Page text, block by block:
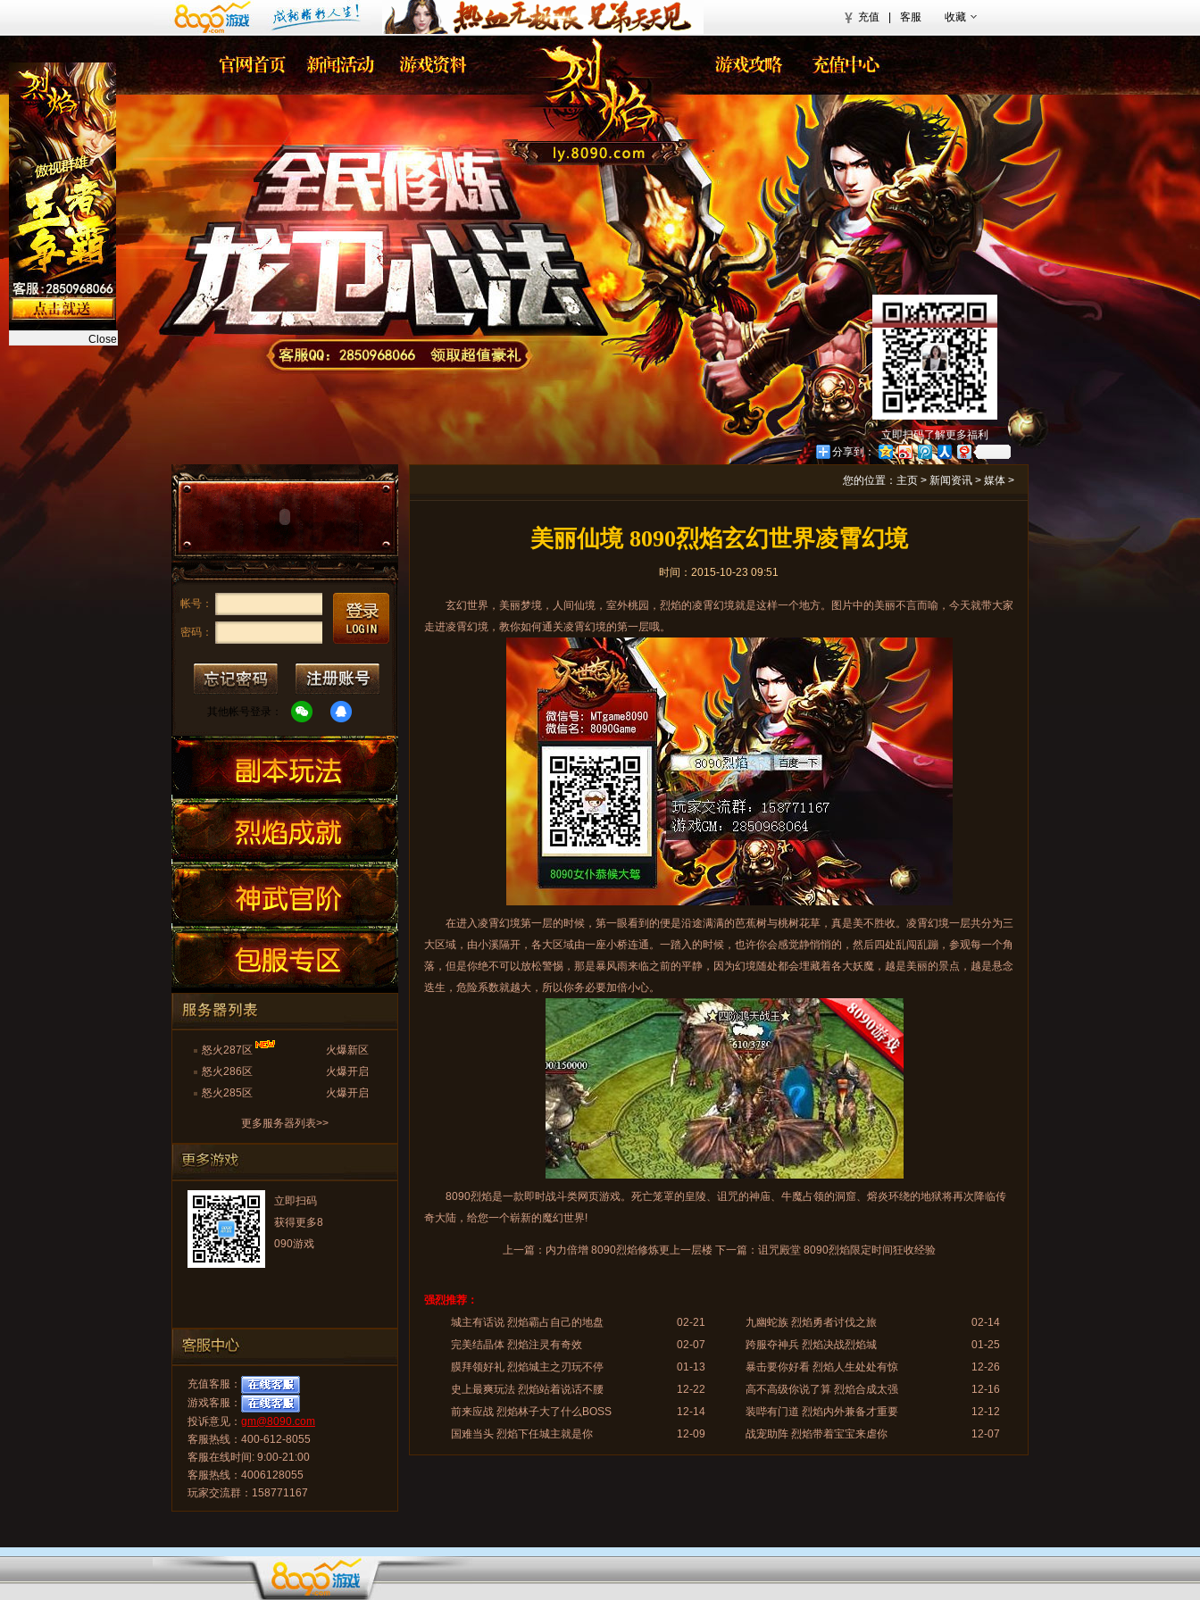
Close
充值 客服 收藏
立即扫码了解更多福利
分享到：
帐号：
密码：
其他帐号登录：
火爆新区
怒火287区
火爆开启
怒火286区
火爆开启
怒火285区
更多服务器列表>>
立即扫码
获得更多8
090游戏
充值客服：
游戏客服：
投诉意见： gm@8090.com
客服热线：400-612-8055
客服在线时间: 9:00-21:00
客服热线：4006128055
玩家交流群：158771167
您的位置： 主页 > 新闻资讯 > 媒体 >
美丽仙境 8090烈焰玄幻世界凌霄幻境
时间：2015-10-23 09:51
玄幻世界，美丽梦境，人间仙境，室外桃园，烈焰的凌霄幻境就是这样一个地方。图片中的美丽不言而喻，今天就带大家
走进凌霄幻境，教你如何通关凌霄幻境的第一层哦。
在进入凌霄幻境第一层的时候，第一眼看到的便是沿途满满的芭蕉树与桃树花草，真是美不胜收。凌霄幻境一层共分为三
大区域，由小溪隔开，各大区域由一座小桥连通。一踏入的时候，也许你会感觉静悄悄的，然后四处乱闯乱蹦，参观每一个角
落，但是你绝不可以放松警惕，那是暴风雨来临之前的平静，因为幻境随处都会埋藏着各大妖魔，越是美丽的景点，越是悬念
迭生，危险系数就越大，所以你务必要加倍小心。
8090烈焰是一款即时战斗类网页游戏。死亡笼罩的皇陵、诅咒的神庙、牛魔占领的洞窟、熔炎环绕的地狱将再次降临传
奇大陆，给您一个崭新的魔幻世界!
上一篇： 内力倍增 8090烈焰修炼更上一层楼下一篇： 诅咒殿堂 8090烈焰限定时间狂收经验
强烈推荐：
城主有话说 烈焰霸占自己的地盘
02-21 九幽蛇族 烈焰勇者讨伐之旅
02-14
完美结晶体 烈焰注灵有奇效
02-07 跨服夺神兵 烈焰决战烈焰城
01-25
膜拜领好礼 烈焰城主之刃玩不停
01-13 暴击要你好看 烈焰人生处处有惊
12-26
史上最爽玩法 烈焰站着说话不腰
12-22 高不高级你说了算 烈焰合成太强
12-16
前来应战 烈焰林子大了什么BOSS
12-14 装哔有门道 烈焰内外兼备才重要
12-12
国难当头 烈焰下任城主就是你
12-09 战宠助阵 烈焰带着宝宝来虐你 12-07